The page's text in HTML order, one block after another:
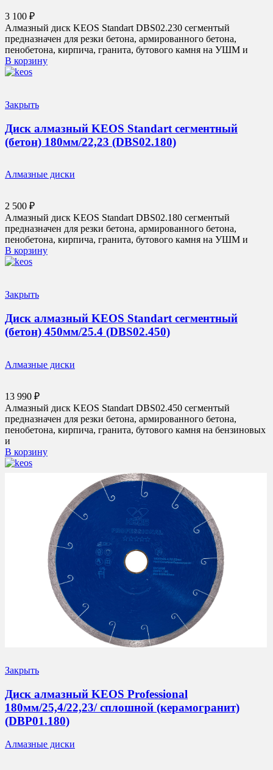
3 100 ₽
Алмазный диск KEOS Standart DBS02.230 сегментый
предназначен для резки бетона, армированного бетона,
пенобетона, кирпича, гранита, бутового камня на УШМ и
В корзину
Закрыть
Диск алмазный KEOS Standart сегментный
(бетон) 180мм/22,23 (DBS02.180)
Алмазные диски
2 500 ₽
Алмазный диск KEOS Standart DBS02.180 сегментый
предназначен для резки бетона, армированного бетона,
пенобетона, кирпича, гранита, бутового камня на УШМ и
В корзину
Закрыть
Диск алмазный KEOS Standart сегментный
(бетон) 450мм/25.4 (DBS02.450)
Алмазные диски
13 990 ₽
Алмазный диск KEOS Standart DBS02.450 сегментый
предназначен для резки бетона, армированного бетона,
пенобетона, кирпича, гранита, бутового камня на бензиновых
и
В корзину
Закрыть
Диск алмазный KEOS Professional
180мм/25,4/22,23/ сплошной (керамогранит)
(DBP01.180)
Алмазные диски